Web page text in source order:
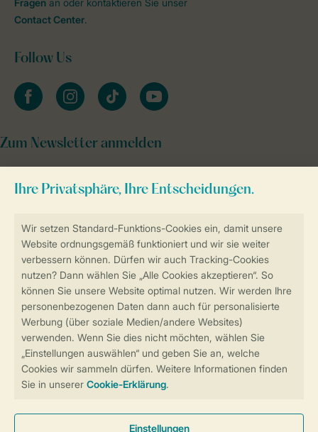
Sicherstellung Deiner Privatsphäre
Sicher und schnell zur Online-Buchung
Sichere Datenübertragung
Sicheres Bezahlen
Fragen an oder kontaktieren Sie unser
Contact Center.
Follow Us
facebookinstagramtiktok youtube
Zum Newsletter anmelden